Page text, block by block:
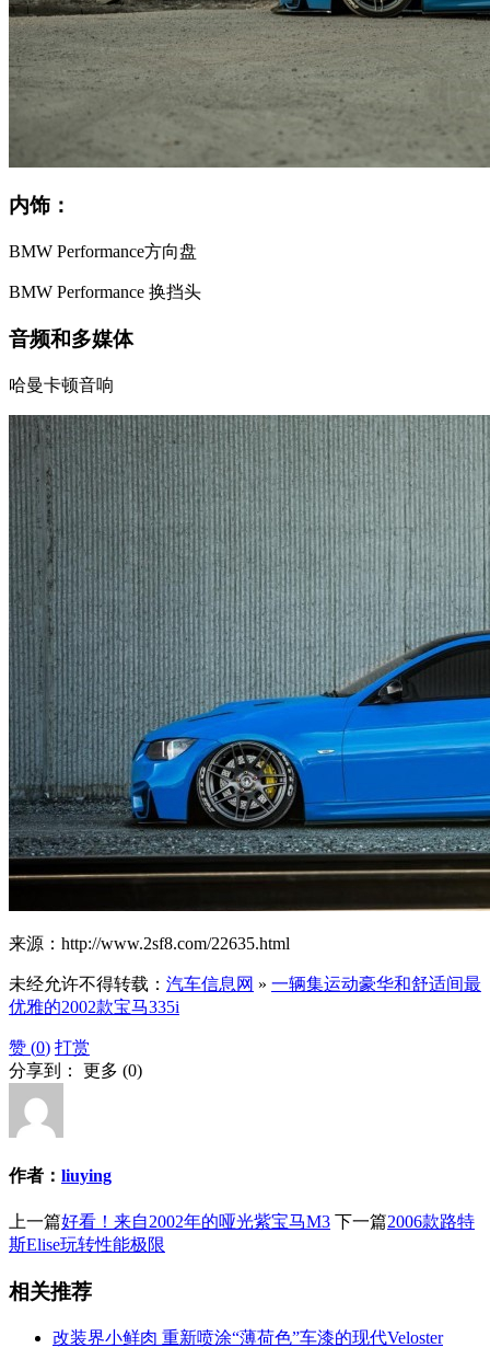
内饰：
BMW Performance方向盘
BMW Performance 换挡头
音频和多媒体
哈曼卡顿音响
来源：http://www.2sf8.com/22635.html
未经允许不得转载： 汽车信息网 » 一辆集运动豪华和舒适间最
优雅的2002款宝马335i
赞 (0) 打赏
分享到： 更多 (0)
作者： liuying
上一篇好看！来自2002年的哑光紫宝马M3 下一篇2006款路特
斯Elise玩转性能极限
相关推荐
改装界小鲜肉 重新喷涂“薄荷色”车漆的现代Veloster